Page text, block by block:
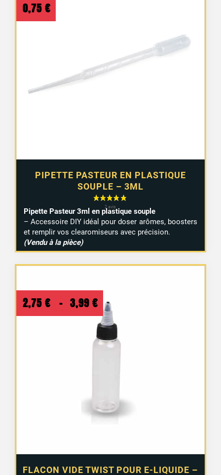
PIPETTE PASTEUR EN PLASTIQUE
SOUPLE – 3ML
0,75 €
Pipette Pasteur 3ml en plastique souple
– Accessoire DIY idéal pour doser arômes, boosters
et remplir vos clearomiseurs avec précision.
(Vendu à la pièce)
FLACON VIDE TWIST POUR E-LIQUIDE –
2,75 € – 3,99 € Plage
de
prix :